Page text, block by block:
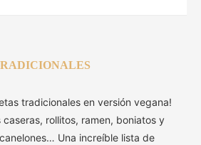
tradicionales en versión vegana!
caseras, rollitos, ramen, boniatos y
Una increíble lista de